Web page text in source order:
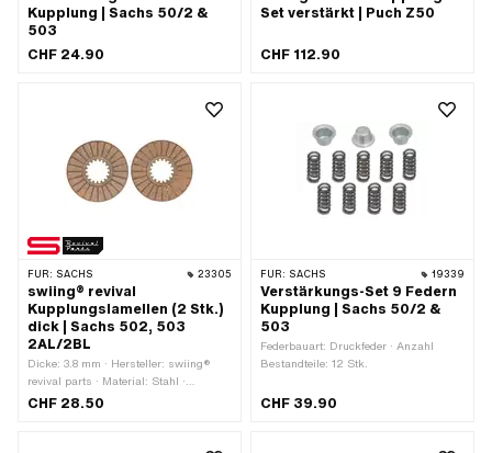
Kupplung | Sachs 50/2 &
503
CHF 24.90
Set verstärkt | Puch Z50
CHF 112.90
FÜR: SACHS 23305
swiing® revival
Kupplungslamellen (2 Stk.)
dick | Sachs 502, 503
2AL/2BL
Dicke: 3.8 mm · Hersteller: swiing®
revival parts · Material: Stahl ·
Material: Verbundwerkstoffe · Ø
CHF 28.50
FÜR: SACHS 19339
Verstärkungs-Set 9 Federn
Kupplung | Sachs 50/2 &
503
Federbauart: Druckfeder · Anzahl
Bestandteile: 12 Stk.
CHF 39.90